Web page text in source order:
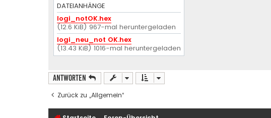
DATEIANHÄNGE
logi_notOK.hex
(12.6 KiB) 967-mal heruntergeladen
logi_neu_not OK.hex
(13.43 KiB) 1016-mal heruntergeladen
Antworten
Zurück zu „Allgemein“